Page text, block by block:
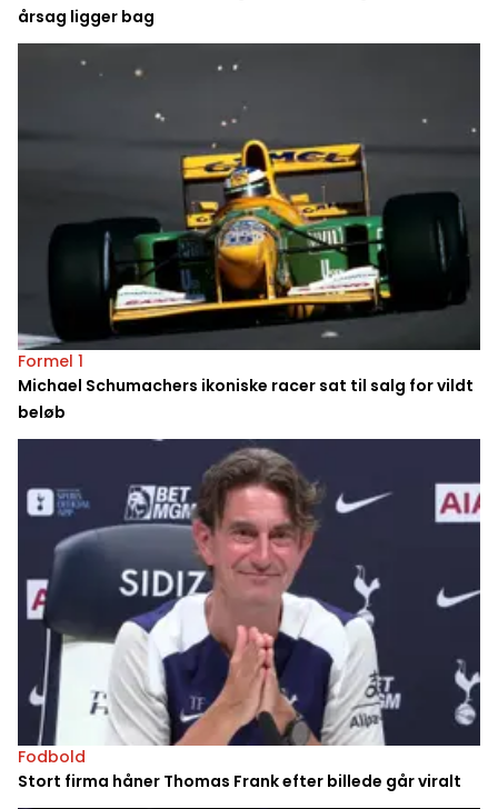
årsag ligger bag
Formel 1
Michael Schumachers ikoniske racer sat til salg for vildt
beløb
Fodbold
Stort firma håner Thomas Frank efter billede går viralt